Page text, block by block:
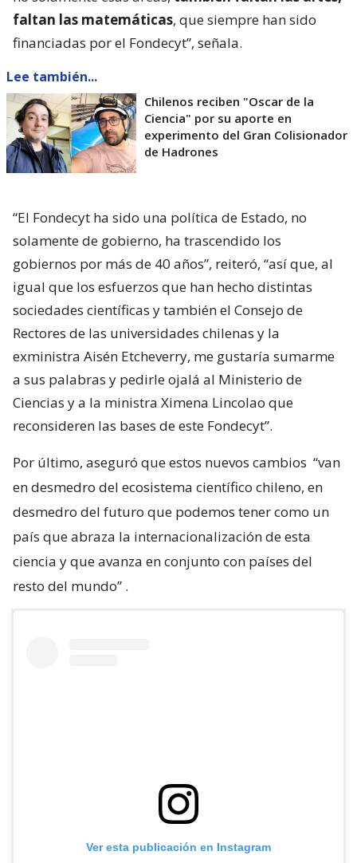
faltan las matemáticas, que siempre han sido
financiadas por el Fondecyt”, señala.
Lee también...
Chilenos reciben "Oscar de la
Ciencia" por su aporte en
experimento del Gran Colisionador
de Hadrones
“El Fondecyt ha sido una política de Estado, no
solamente de gobierno, ha trascendido los
gobiernos por más de 40 años”, reiteró, “así que, al
igual que los esfuerzos que han hecho distintas
sociedades científicas y también el Consejo de
Rectores de las universidades chilenas y la
exministra Aisén Etcheverry, me gustaría sumarme
a sus palabras y pedirle ojalá al Ministerio de
Ciencias y a la ministra Ximena Lincolao que
reconsideren las bases de este Fondecyt”.
Por último, aseguró que estos nuevos cambios “van
en desmedro del ecosistema científico chileno, en
desmedro del futuro que podemos tener como un
país que abraza la internacionalización de esta
ciencia y que avanza en conjunto con países del
resto del mundo” .
Ver esta publicación en Instagram